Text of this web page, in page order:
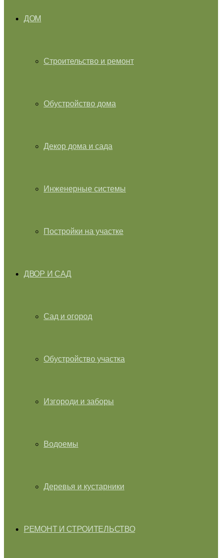
ДОМ
Строительство и ремонт
Обустройство дома
Декор дома и сада
Инженерные системы
Постройки на участке
ДВОР И САД
Сад и огород
Обустройство участка
Изгороди и заборы
Водоемы
Деревья и кустарники
РЕМОНТ И СТРОИТЕЛЬСТВО